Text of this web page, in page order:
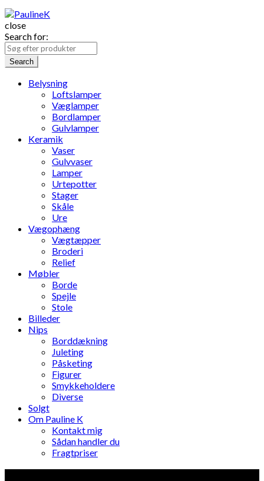
close
Search for:
Search
Belysning
Loftslamper
Væglamper
Bordlamper
Gulvlamper
Keramik
Vaser
Gulvvaser
Lamper
Urtepotter
Stager
Skåle
Ure
Vægophæng
Vægtæpper
Broderi
Relief
Møbler
Borde
Spejle
Stole
Billeder
Nips
Borddækning
Juleting
Påsketing
Figurer
Smykkeholdere
Diverse
Solgt
Om Pauline K
Kontakt mig
Sådan handler du
Fragtpriser